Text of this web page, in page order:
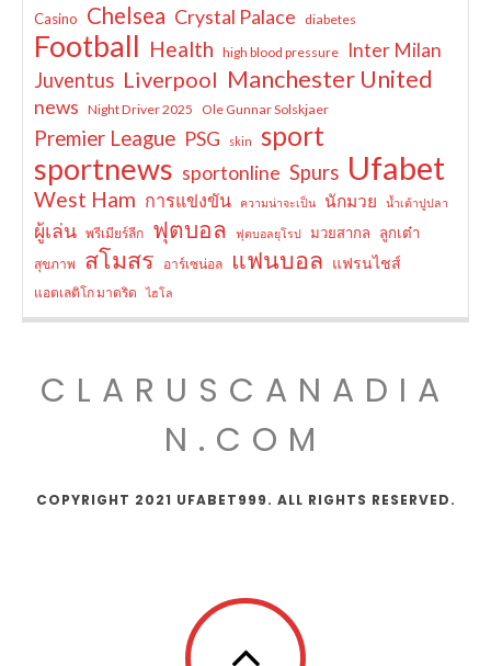
Casino Chelsea Crystal Palace diabetes
Football Health high blood pressure Inter Milan
Juventus Liverpool Manchester United
news Night Driver 2025 Ole Gunnar Solskjaer
Premier League PSG skin sport
sportnews sportonline Spurs Ufabet
West Ham การแข่งขัน ความน่าจะเป็น นักมวย น้ำเต้าปูปลา
ผู้เล่น พรีเมียร์ลีก ฟุตบอล ฟุตบอลยุโรป มวยสากล ลูกเต๋า
สุขภาพ สโมสร อาร์เซน่อล แฟนบอล แฟรนไชส์
แอตเลติโก มาดริด ไฮโล
CLARUSCANADIA
N.COM
COPYRIGHT 2021 UFABET999. ALL RIGHTS RESERVED.